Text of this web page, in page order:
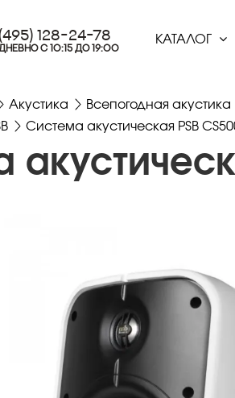
128-24-78
С 10:15 ДО 19:00
КАТАЛОГ
Акустика Всепогодная акустика
Cистема акустическая PSB